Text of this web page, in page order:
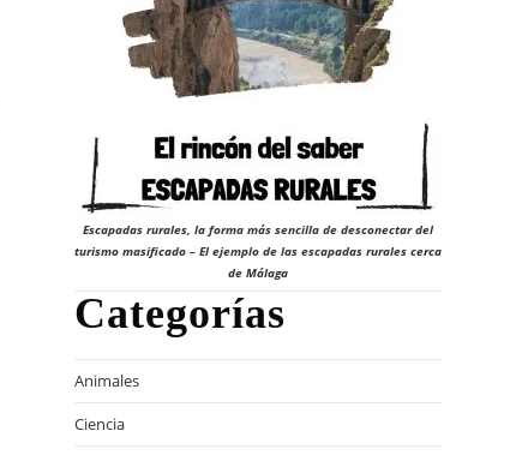
Escapadas rurales, la forma más sencilla de desconectar del
turismo masificado – El ejemplo de las escapadas rurales cerca
de Málaga
Categorías
Animales
Ciencia